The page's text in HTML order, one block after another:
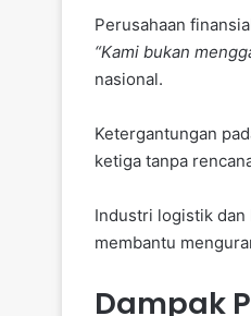
Perusahaan
“Kami bukan
nasional.
Ketergantungan
ketiga tanpa
Industri logistik dan
membantu
Dampak